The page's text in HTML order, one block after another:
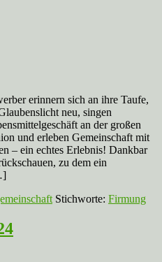
erinnern sich an ihre Taufe,
neu, singen
an der großen
und erleben Gemeinschaft mit
– ein echtes Erlebnis! Dankbar
zu dem ein
Stichworte: Firmung